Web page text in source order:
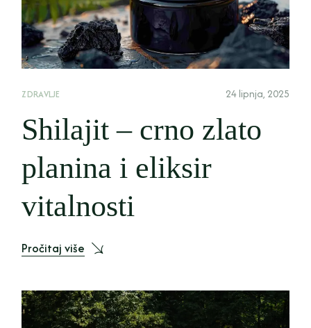
ZDRAVLJE 24 lipnja, 2025
Shilajit – crno zlato
planina i eliksir
vitalnosti
Pročitaj više